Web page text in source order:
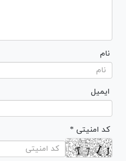
نام
ایمیل
* کد امنیتی